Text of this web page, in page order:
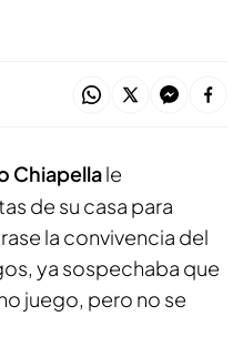
Chiapellale
de su casa para
la convivencia del
ya sospechaba que
juego, pero no se